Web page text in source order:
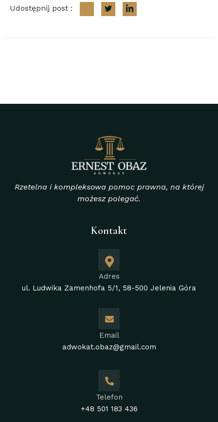
Udostępnij post :
Rzetelna i kompleksowa pomoc prawna, na której
możesz polegać.
Kontakt
Adres
ul. Ludwika Zamenhofa 5/1, 58-500 Jelenia Góra
Email
adwokat.obaz@gmail.com
Telefon
+48 501 183 436